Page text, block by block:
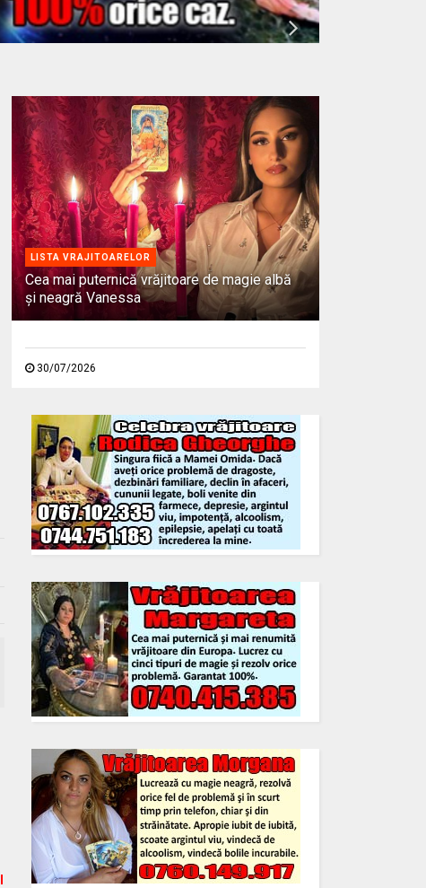
LISTA VRAJITOARELOR
Cea mai puternică vrăjitoare de magie albă
și neagră Vanessa
30/07/2026